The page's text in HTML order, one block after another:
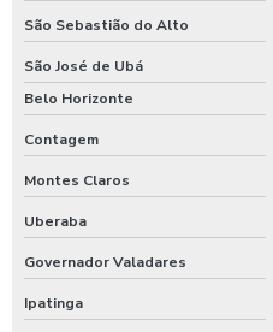
Lavagem de caminhão preço
Lavagem de carros self service
Lavagem expressa
Lavagem expressa de carros
Lavagem de máquinas agrícolas
Lavagem de máquinas pesadas
Lavagem de ônibus
São Sebastião do Alto
São José de Ubá
Belo Horizonte
Contagem
Montes Claros
Uberaba
Governador Valadares
Ipatinga